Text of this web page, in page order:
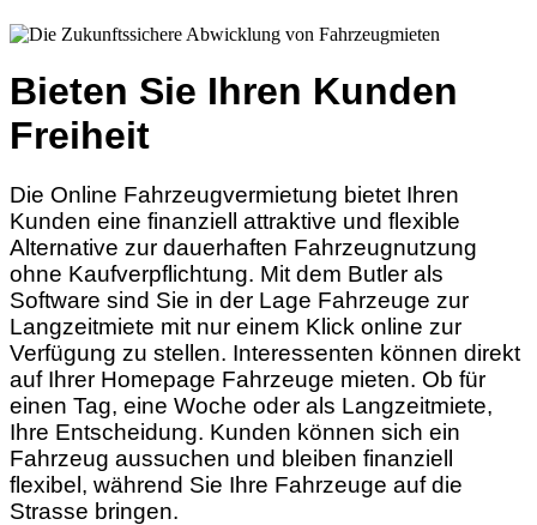
Bieten Sie Ihren Kunden
Freiheit
Die Online Fahrzeugvermietung bietet Ihren
Kunden eine finanziell attraktive und flexible
Alternative zur dauerhaften Fahrzeugnutzung
ohne Kaufverpflichtung. Mit dem Butler als
Software sind Sie in der Lage Fahrzeuge zur
Langzeitmiete mit nur einem Klick online zur
Verfügung zu stellen. Interessenten können direkt
auf Ihrer Homepage Fahrzeuge mieten. Ob für
einen Tag, eine Woche oder als Langzeitmiete,
Ihre Entscheidung. Kunden können sich ein
Fahrzeug aussuchen und bleiben finanziell
flexibel, während Sie Ihre Fahrzeuge auf die
Strasse bringen.